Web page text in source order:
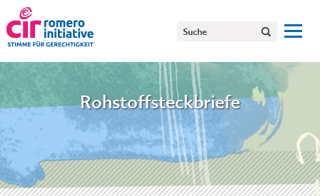
Rohstoffsteckbriefe